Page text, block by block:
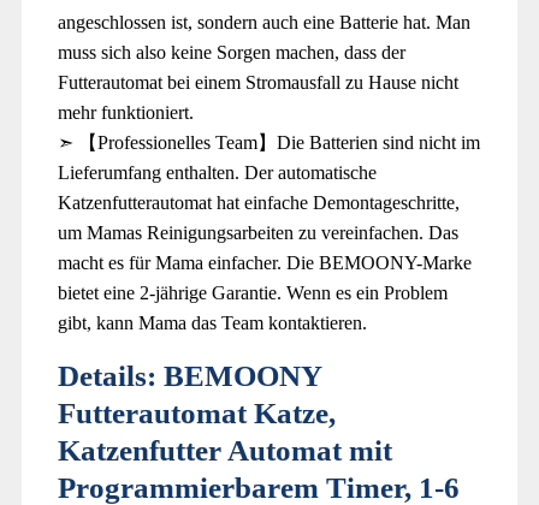
angeschlossen ist, sondern auch eine Batterie hat. Man
muss sich also keine Sorgen machen, dass der
Futterautomat bei einem Stromausfall zu Hause nicht
mehr funktioniert.
➣ 【Professionelles Team】Die Batterien sind nicht im
Lieferumfang enthalten. Der automatische
Katzenfutterautomat hat einfache Demontageschritte,
um Mamas Reinigungsarbeiten zu vereinfachen. Das
macht es für Mama einfacher. Die BEMOONY-Marke
bietet eine 2-jährige Garantie. Wenn es ein Problem
gibt, kann Mama das Team kontaktieren.
Details: BEMOONY
Futterautomat Katze,
Katzenfutter Automat mit
Programmierbarem Timer, 1-6